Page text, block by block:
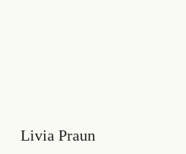
Livia Praun